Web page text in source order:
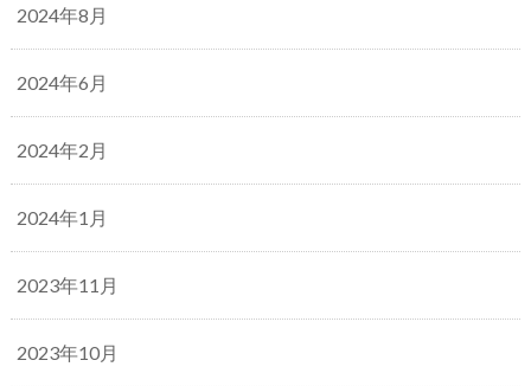
2024年8月
2024年6月
2024年2月
2024年1月
2023年11月
2023年10月